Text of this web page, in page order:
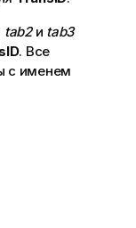
tab2и tab3
. Все
с именем